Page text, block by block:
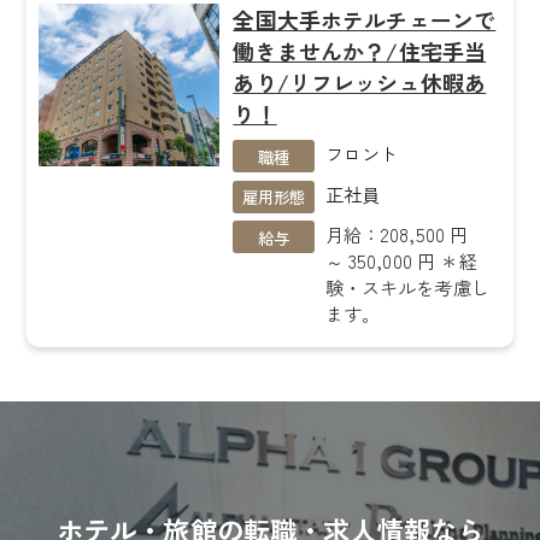
全国大手ホテルチェーンで
働きませんか？/住宅手当
あり/リフレッシュ休暇あ
り！
職種 フロント
雇用形態 正社員
給与
月給：208,500 円
～ 350,000 円 ＊経
験・スキルを考慮し
ます。
ホテル・旅館の転職・求人情報なら